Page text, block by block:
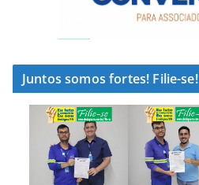
Juntos somos fortes! Filie-se!